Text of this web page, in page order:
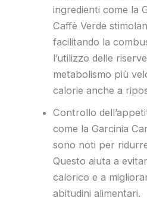
ingredienti come la
Caffè Verde
facilitando la
l’utilizzo delle
metabolismo più
calorie anche a
Controllo
come la Garcinia
sono noti per
Questo aiuta a
calorico e a
abitudini alimentari.